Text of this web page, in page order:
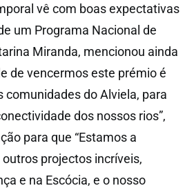
vê com boas expectativas
um Programa Nacional de
Miranda, mencionou ainda
de vencermos este prémio é
comunidades do Alviela, para
dos nossos rios”,
para que “Estamos a
projectos incríveis,
e na Escócia, e o nosso